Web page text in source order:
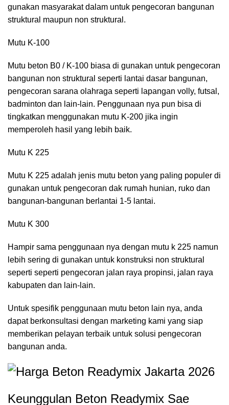
gunakan masyarakat dalam untuk pengecoran bangunan
struktural maupun non struktural.
Mutu K-100
Mutu beton B0 / K-100 biasa di gunakan untuk pengecoran
bangunan non struktural seperti lantai dasar bangunan,
pengecoran sarana olahraga seperti lapangan volly, futsal,
badminton dan lain-lain. Penggunaan nya pun bisa di
tingkatkan menggunakan mutu K-200 jika ingin
memperoleh hasil yang lebih baik.
Mutu K 225
Mutu K 225 adalah jenis mutu beton yang paling populer di
gunakan untuk pengecoran dak rumah hunian, ruko dan
bangunan-bangunan berlantai 1-5 lantai.
Mutu K 300
Hampir sama penggunaan nya dengan mutu k 225 namun
lebih sering di gunakan untuk konstruksi non struktural
seperti seperti pengecoran jalan raya propinsi, jalan raya
kabupaten dan lain-lain.
Untuk spesifik penggunaan mutu beton lain nya, anda
dapat berkonsultasi dengan marketing kami yang siap
memberikan pelayan terbaik untuk solusi pengecoran
bangunan anda.
Keunggulan Beton Readymix Sae